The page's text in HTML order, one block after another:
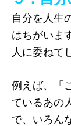
自分を人生
はちがいま
人に委ねて
例えば、「
ているあの
で、いろん